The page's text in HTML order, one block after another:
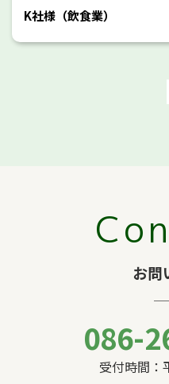
K社様（飲食業）
お問
086-
受付時間：